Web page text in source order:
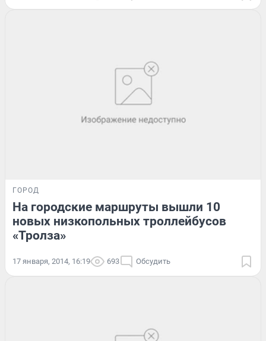
ГОРОД
На городские маршруты вышли 10
новых низкопольных троллейбусов
«Тролза»
17 января, 2014, 16:19 693 Обсудить